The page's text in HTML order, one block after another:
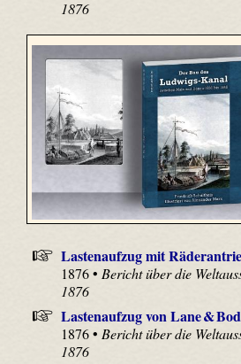
1876
Lastenaufzug mit
1876 • Bericht über die
1876
Lastenaufzug von Lane &
1876 • Bericht über die
1876